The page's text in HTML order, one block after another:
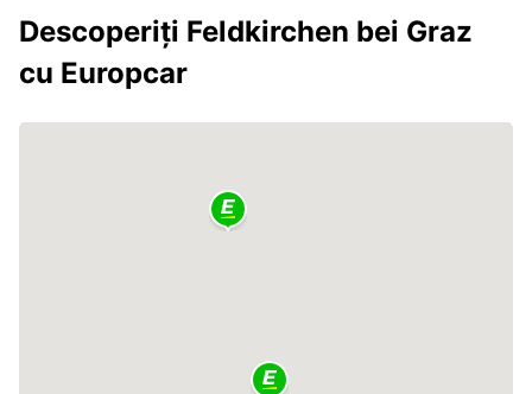
Descoperiți Feldkirchen bei Graz
cu Europcar